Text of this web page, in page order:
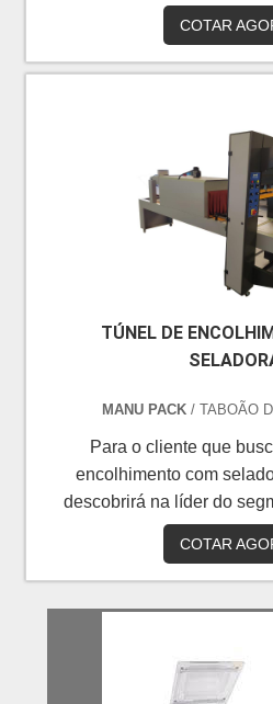
Solicitando uma cotação
empresa da área e
qualidade e
PREÇOQuem pesquisa
túnel de encolhimento
uma empresa segura,
ManuPack. É possível
con...
COTAR
TÚNEL DE
MANU PACK/ TABOÃO
Para o cliente que
encolhimento com
descobrirá na líder do
Solicitando uma cotação
empresa da área e
qualidade e custo
é túnel de encolhimento
alcançará excelente
soluções completas em
COTAR